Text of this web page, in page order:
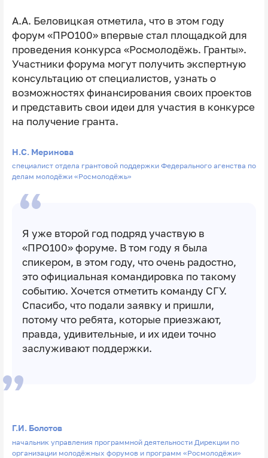
А.А. Беловицкая отметила, что в этом году
форум «ПРО100» впервые стал площадкой для
проведения конкурса «Росмолодёжь. Гранты».
Участники форума могут получить экспертную
консультацию от специалистов, узнать о
возможностях финансирования своих проектов
и представить свои идеи для участия в конкурсе
на получение гранта.
Н.С. Меринова
специалист отдела грантовой поддержки Федерального агенства по
делам молодёжи «Росмолодёжь»
Я уже второй год подряд участвую в
«ПРО100» форуме. В том году я была
спикером, в этом году, что очень радостно,
это официальная командировка по такому
событию. Хочется отметить команду СГУ.
Спасибо, что подали заявку и пришли,
потому что ребята, которые приезжают,
правда, удивительные, и их идеи точно
заслуживают поддержки.
Г.И. Болотов
начальник управления программной деятельности Дирекции по
организации молодёжных форумов и программ «Росмолодёжи»